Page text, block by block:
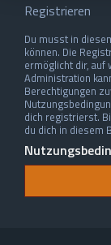
Registrieren
Du musst in
können. Die
ermöglicht dir, auf
Administration
Berechtigungen
dich registrierst.
du dich in diesem